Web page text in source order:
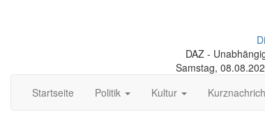
DAZ -
Samstag,
Startseite
Politik Kultur